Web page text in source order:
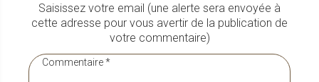
Saisissez votre email (une alerte sera envoyée à
cette adresse pour vous avertir de la publication de
votre commentaire)